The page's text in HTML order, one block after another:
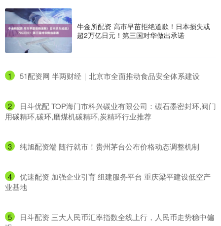
牛金所配资 高市早苗拒绝道歉！日本损失或
超2万亿日元！第三国对华做出承诺
1 ​51配资网 半两财经｜北京市全面推动食品安全体系建设
2
​日斗优配 TOP海门市科兴碳业有限公司：碳石墨密封环,阀门
用碳精环,碳环,磨煤机碳精环,炭精环行业推荐
3 ​纯旭配资端 随行就市！贵州茅台公布价格动态调整机制
4
​优速配资 加强企业引育 组建服务平台 重庆梁平建设低空产
业基地
5
​日斗配资 三大人民币汇率指数全线上行，人民币走势稳中偏